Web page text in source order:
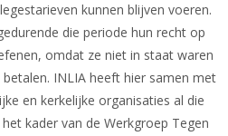
kunnen blijven voeren.
die periode hun recht op
omdat ze niet in staat waren
INLIA heeft hier samen met
en kerkelijke organisaties al die
kader van de Werkgroep Tegen